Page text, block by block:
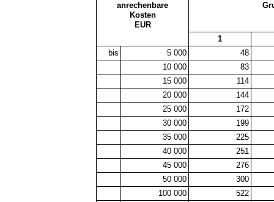
anrechenbare
Kosten
EUR
1
bis
5 000
48
10 000
83
15 000
114
20 000
144
25 000
172
30 000
199
35 000
225
40 000
251
45 000
276
50 000
300
100 000
522